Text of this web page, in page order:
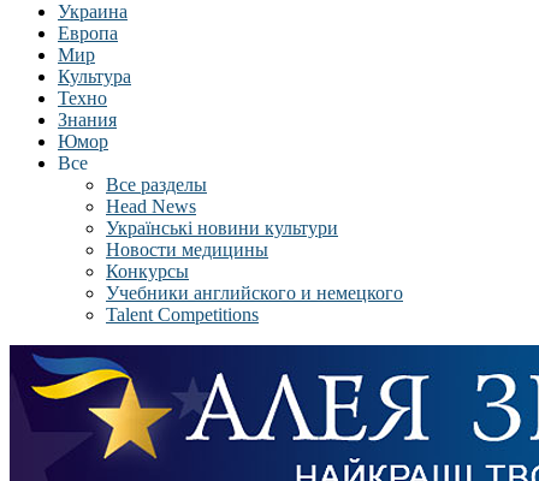
Украина
Европа
Мир
Культура
Техно
Знания
Юмор
Все
Все разделы
Head News
Українські новини культури
Новости медицины
Конкурсы
Учебники английского и немецкого
Talent Competitions